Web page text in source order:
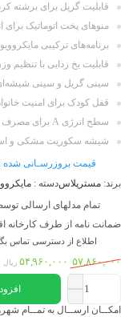
قابلیت گریل برای برشته
منوهای پخت اتوماتیک
برنامه‌های ترکیبی
قابلیت یخ زدایی با تنظیم
سینی گریل و سینی
قفل کودک برای امنیت
سطح انرژی A برای مصرف بهینه برق
شیشه سکوریت مشکی و
قیمت بروزرسـانی شده :
برند: مسترپلاسدسته :
تمام مدلهای ارسالی
ضمانت نامه از طرف کارخانه
اطلاع از دسترسی تماس
۵۷,۸۶۰,۰۰۰ ۵۴,۹۶۰,۰۰۰ ریال
امکــان ارســال به تمــام